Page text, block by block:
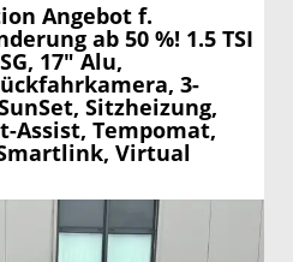
Angebot f.
ab 50 %! 1.5 TSI
17" Alu,
3-
Sitzheizung,
Assist, Tempomat,
Virtual